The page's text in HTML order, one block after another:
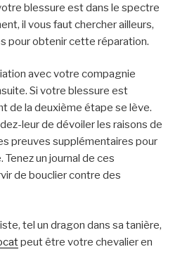
blessure est dans le spectre
il vous faut chercher ailleurs,
pour obtenir cette réparation.
avec votre compagnie
Si votre blessure est
de la deuxième étape se lève.
leur de dévoiler les raisons de
preuves supplémentaires pour
un journal de ces
de bouclier contre des
tel un dragon dans sa tanière,
peut être votre chevalier en